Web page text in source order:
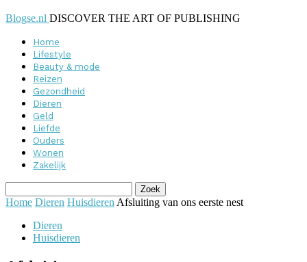
Blogse.nl DISCOVER THE ART OF PUBLISHING
Home
Lifestyle
Beauty & mode
Reizen
Gezondheid
Dieren
Geld
Liefde
Ouders
Wonen
Zakelijk
Home Dieren Huisdieren Afsluiting van ons eerste nest
Dieren
Huisdieren